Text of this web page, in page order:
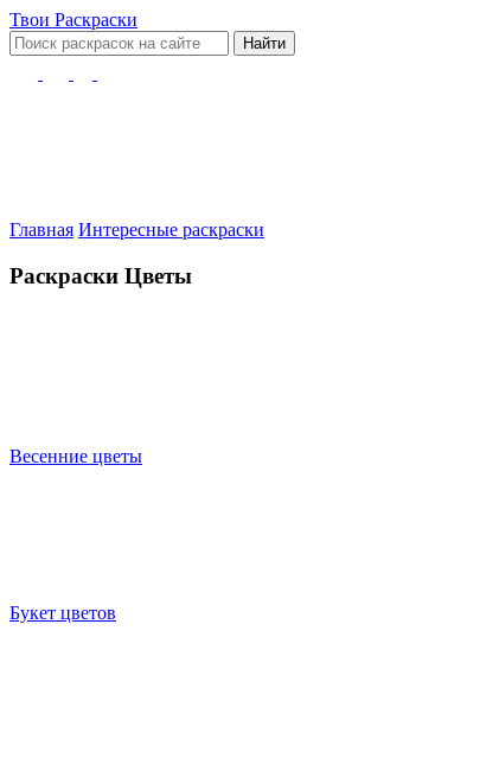
Твои Раскраски
Найти
Главная Интересные раскраски
Раскраски Цветы
Весенние цветы
Букет цветов